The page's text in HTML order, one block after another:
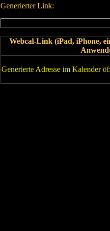
Generierter Link:
Webcal-Link (iPad, iPhone,
Generierte Adresse im Kalender